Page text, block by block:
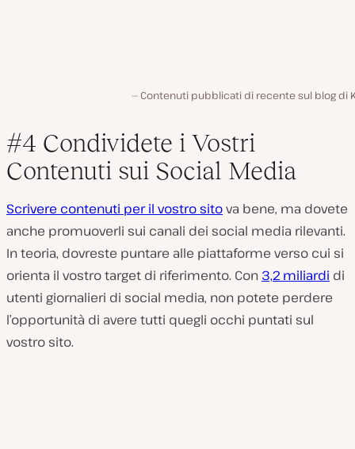
Contenuti pubblicati di recente sul blog di
#4 Condividete i Vostri
Contenuti sui Social Media
Scrivere contenuti per il vostro sitova bene, ma dovete
anche promuoverli sui canali dei social media rilevanti.
In teoria, dovreste puntare alle piattaforme verso cui si
orienta il vostro target di riferimento. Con 3,2 miliardi di
utenti giornalieri di social media, non potete perdere
l’opportunità di avere tutti quegli occhi puntati sul
vostro sito.